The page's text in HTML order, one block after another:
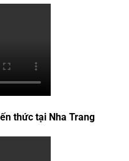
thức tại Nha Trang